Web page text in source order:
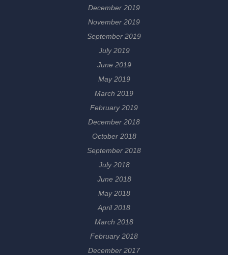
December 2019
November 2019
September 2019
July 2019
June 2019
May 2019
March 2019
February 2019
December 2018
October 2018
September 2018
July 2018
June 2018
May 2018
April 2018
March 2018
February 2018
December 2017